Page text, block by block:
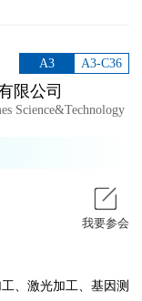
限公司
Science&Technology
A3 A3-C36
我要参会
、激光加工、基因测